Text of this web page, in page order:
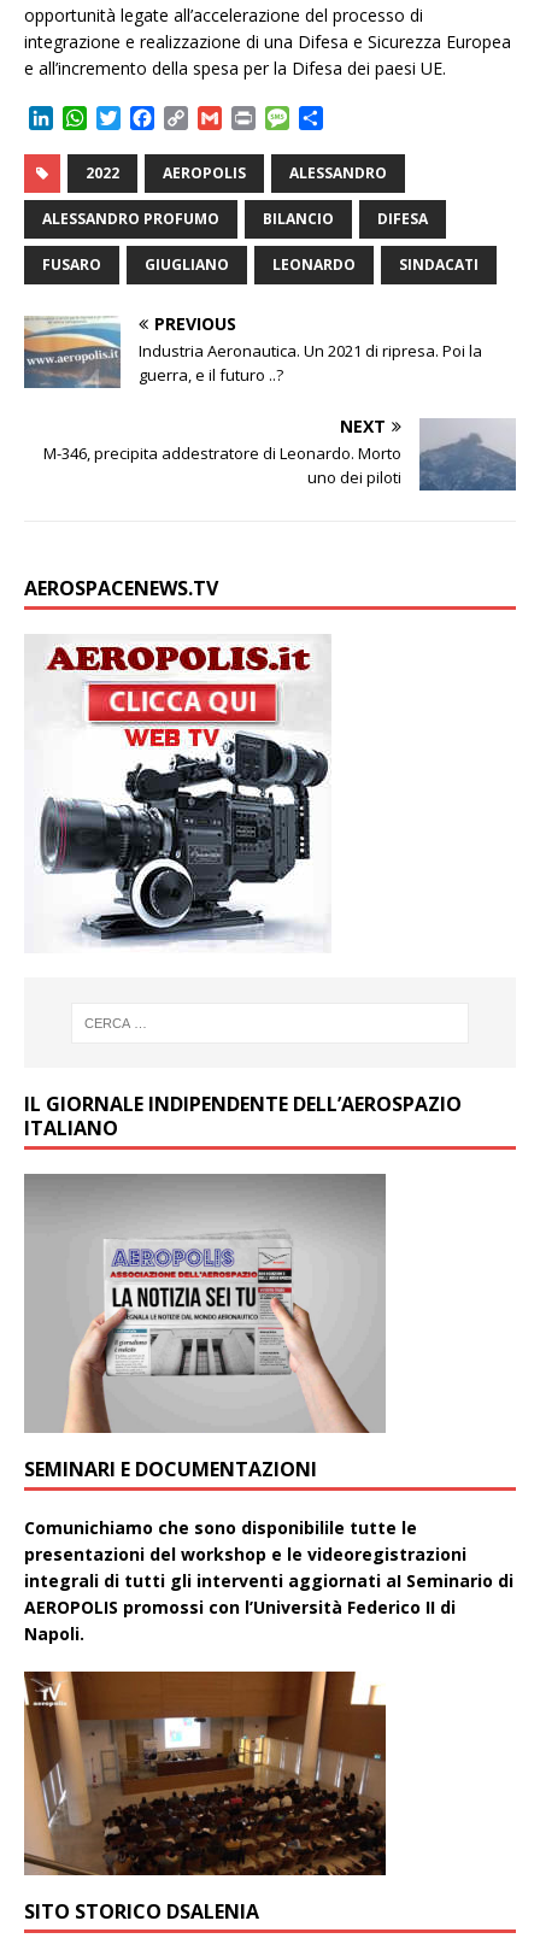
opportunità legate all’accelerazione del processo di
integrazione e realizzazione di una Difesa e Sicurezza Europea
e all’incremento della spesa per la Difesa dei paesi UE.
k
e
d
I
n
W
a
t
s
A
p
p
T
t
t
e
e
b
o
o
k
p
y
L
i
n
k
G
a
i
n
t
M
s
s
a
g
e
n
d
i
v
i
d
2022 AEROPOLIS ALESSANDRO
ALESSANDRO PROFUMO BILANCIO DIFESA
FUSARO GIUGLIANO LEONARDO SINDACATI
PREVIOUS
Industria Aeronautica. Un 2021 di ripresa. Poi la
guerra, e il futuro ..?
NEXT
M-346, precipita addestratore di Leonardo. Morto
uno dei piloti
AEROSPACENEWS.TV
IL GIORNALE INDIPENDENTE DELL’AEROSPAZIO
ITALIANO
SEMINARI E DOCUMENTAZIONI
Comunichiamo che sono disponibilile tutte le
presentazioni del workshop e le videoregistrazioni
integrali di tutti gli interventi aggiornati aI Seminario di
AEROPOLIS promossi con l’Università Federico II di
Napoli.
SITO STORICO DSALENIA